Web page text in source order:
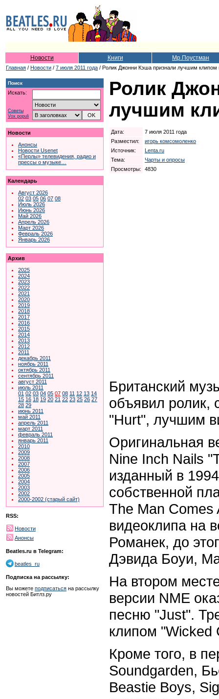
Новости Книги Мр.Поустман
Главная / Новости / 7 июля 2011 года / Ролик Джонни Кэша признали лучшим клипом
Поиск
Искать:
Советы
Vox populi
Новости
Анонсы
Новости Usenet
«Перлы» телевидения, радио и
прессы о музыке…
Календарь
Август 2026
02 03 05 06 07 08
Июль 2026
Июнь 2026
Май 2026
Апрель 2026
Март 2026
Февраль 2026
Январь 2026
Архив
2025
2024
2023
2022
2021
2020
2019
2018
2017
2016
2015
2014
2013
2012
2011
декабрь 2011
ноябрь 2011
октябрь 2011
сентябрь 2011
август 2011
июль 2011
01 02 03 04 05 07 08 11 12 13 14
15 16 18 19 20 21 22 23 25 26 27
28 29
июнь 2011
май 2011
апрель 2011
март 2011
февраль 2011
январь 2011
2010
2009
2008
2007
2006
2005
2004
2003
2002
2000-2002 (старый сайт)
RSS:
Новости
Анонсы
Beatles.ru в Telegram:
beatles_ru
Подписка на рассылку:
Вы можете подписаться на рассылку
новостей Битлз.ру
Ролик
лучшим
Дата:
7 июля 2011 года
Разместил:
игорь комсомоленко
Источник:
Lenta.ru
Тема:
Чарты и опросы
Просмотры:
4830
Британский
объявил
"Hurt", лучшим
Оригинальная
Nine Inch Nails
изданный в
собственной
The Man
видеоклипа на
Романек, до
Дэвида Боуи,
На втором
версии NME
песню "Just".
клипом "Wicked
Кроме того, в
Soundgarden,
Beastie Boys,